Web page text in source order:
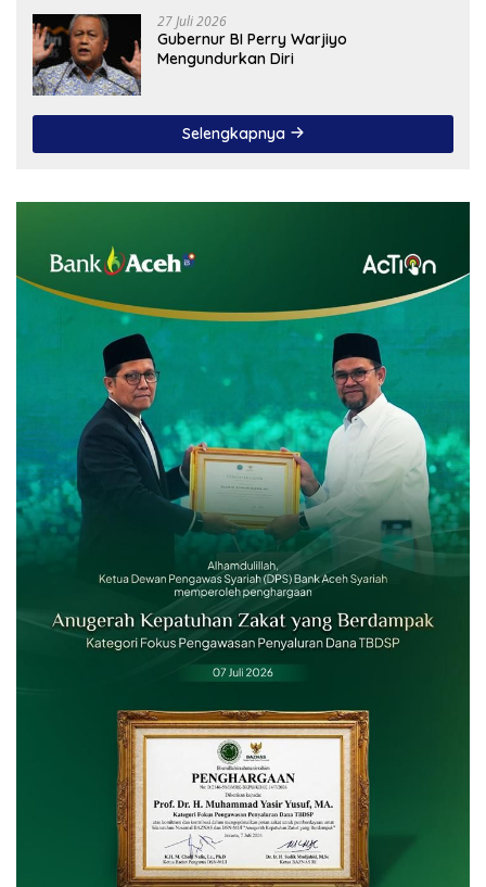
27 Juli 2026
Gubernur BI Perry Warjiyo
Mengundurkan Diri
Selengkapnya